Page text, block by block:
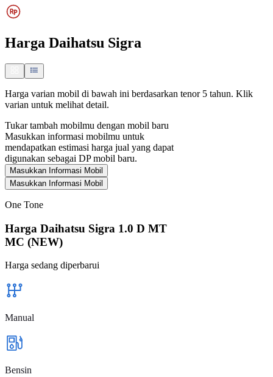
Harga Daihatsu Sigra
Harga varian mobil di bawah ini berdasarkan tenor 5 tahun. Klik
varian untuk melihat detail.
Tukar tambah mobilmu dengan mobil baru
Masukkan informasi mobilmu untuk
mendapatkan estimasi harga jual yang dapat
digunakan sebagai DP mobil baru.
Masukkan Informasi Mobil
Masukkan Informasi Mobil
One Tone
Harga Daihatsu Sigra 1.0 D MT
MC (NEW)
Harga sedang diperbarui
Manual
Bensin